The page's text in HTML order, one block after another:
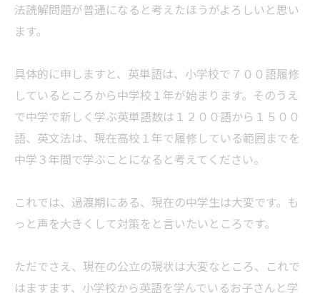
法読解問題が普通になると考えたほうがよろしいと思い
ます。
具体的に申しますと、英単語は、小学校で７００語履修
しているところから中学校１年が始まります。そのうえ
で中学で新しく学ぶ英単語数は１２００語から１５００
語、英文法は、現在高校１年で履修している範囲までを
中学３年間で学ぶことになると考えてください。
これでは、過渡期にある、現在の中学生は大変です。も
っと声を大きくして対策をと言いたいところです。
ただでさえ、現在の公立の現状は大変なところ、これで
はますます、小学校から英語を学んでいるお子さんと学